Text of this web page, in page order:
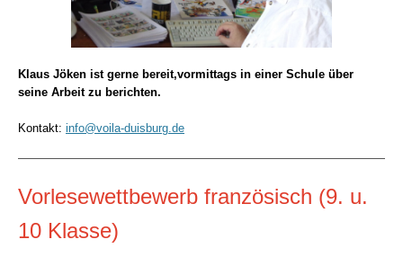
Klaus Jöken ist gerne bereit,vormittags in einer Schule über
seine Arbeit zu berichten.
Kontakt: info@voila-duisburg.de
Vorlesewettbewerb französisch (9. u.
10 Klasse)